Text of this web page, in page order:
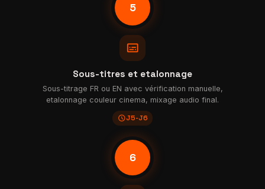
5
subtitles
Sous-titres et etalonnage
Sous-titrage FR ou EN avec vérification manuelle,
etalonnage couleur cinema, mixage audio final.
scheduleJ5-J6
6